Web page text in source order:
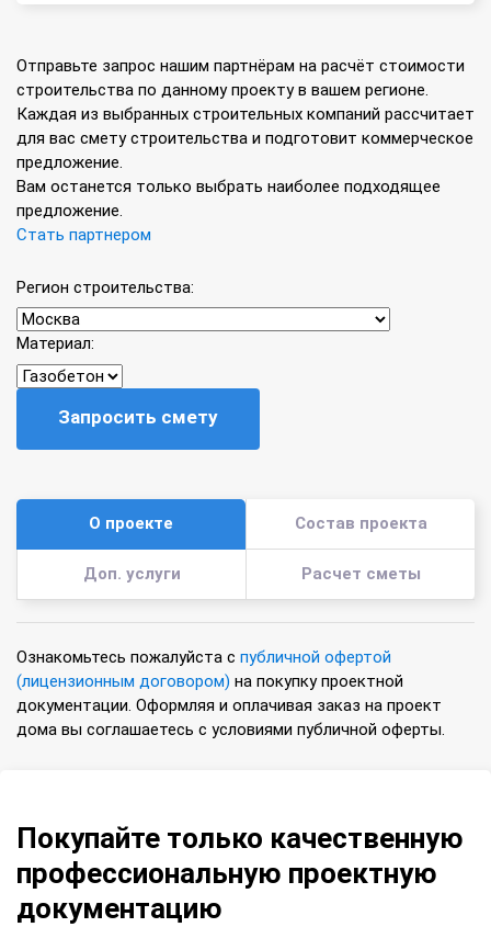
Отправьте запрос нашим партнёрам на расчёт стоимости
строительства по данному проекту в вашем регионе.
Каждая из выбранных строительных компаний рассчитает
для вас смету строительства и подготовит коммерческое
предложение.
Вам останется только выбрать наиболее подходящее
предложение.
Стать партнером
Регион строительства:
Материал:
Запросить смету
О проекте Состав проекта
Доп. услуги Расчет сметы
Ознакомьтесь пожалуйста с публичной офертой
(лицензионным договором) на покупку проектной
документации. Оформляя и оплачивая заказ на проект
дома вы соглашаетесь с условиями публичной оферты.
Покупайте только качественную
профессиональную проектную
документацию